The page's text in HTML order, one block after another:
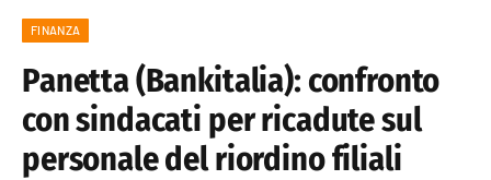
FINANZA
Panetta (Bankitalia): confronto
con sindacati per ricadute sul
personale del riordino filiali